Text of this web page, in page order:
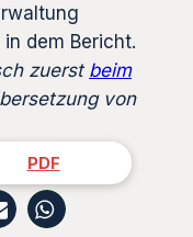
dem Bericht.
zuerst beim
von
PDF